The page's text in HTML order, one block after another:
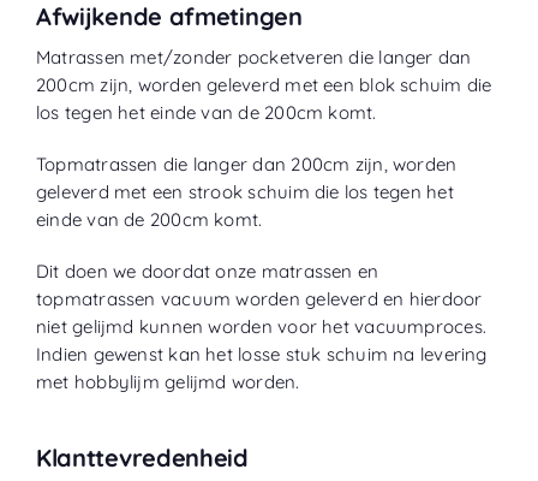
Afwijkende afmetingen
Matrassen met/zonder pocketveren die langer dan
200cm zijn, worden geleverd met een blok schuim die
los tegen het einde van de 200cm komt.
Topmatrassen die langer dan 200cm zijn, worden
geleverd met een strook schuim die los tegen het
einde van de 200cm komt.
Dit doen we doordat onze matrassen en
topmatrassen vacuum worden geleverd en hierdoor
niet gelijmd kunnen worden voor het vacuumproces.
Indien gewenst kan het losse stuk schuim na levering
met hobbylijm gelijmd worden.
Klanttevredenheid